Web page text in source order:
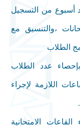
أسبوع من التسجيل
،والتنسيق مع
الطلاب
عدد الطلاب
اللازمة لإجراء
.
الامتحانية